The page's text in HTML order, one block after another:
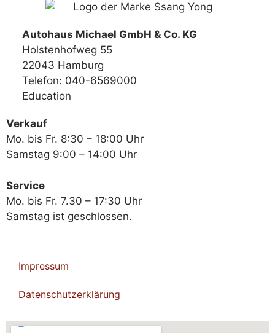
Autohaus Michael GmbH & Co. KG
Holstenhofweg 55
22043 Hamburg
Telefon: 040-6569000
Education
Verkauf
Mo. bis Fr. 8:30 – 18:00 Uhr
Samstag 9:00 – 14:00 Uhr
Service
Mo. bis Fr. 7.30 – 17:30 Uhr
Samstag ist geschlossen.
Impressum
Datenschutzerklärung